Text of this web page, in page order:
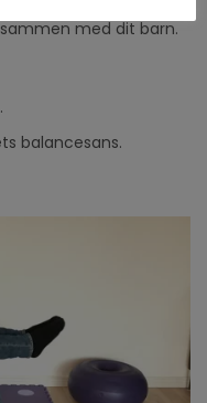
med dit barn.
balancesans.